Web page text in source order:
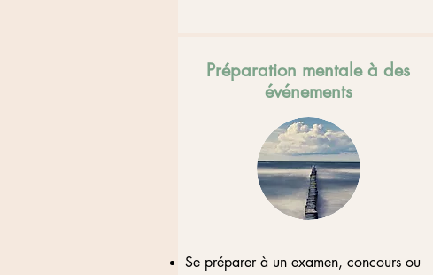
Préparation mentale à des
événements
Se préparer à un examen, concours ou